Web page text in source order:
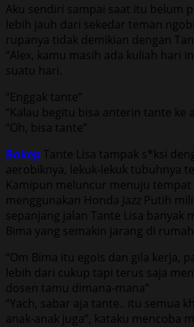
Aku sendiri sampai saat itu belum
lebih jauh dari sekedar teman
rupanya tidak demikian dengan
“Alex, kamu masih ada kuliah hari
suatu hari.
“Enggak tante”
“Kalau begitu bisa anterin tante ke
“Oh, bisa tante”
Bokep Tante Lisa tampak s*ksi
aerobiknya, lekuk-lekuk tubuhnya
Kamipun meluncur menuju tempat
menggunakan Honda Jazz Putih
sepanjang jalan Tante Lisa banyak
Bima yang semakin jarang di
“Om Bima itu egois dan gila kerja,
lebih dari cukup tapi terus saja
dosen tamu dimana-mana”
“Yach, sabar aja tante.. itu semua
anak-anak juga”, kataku mencoba